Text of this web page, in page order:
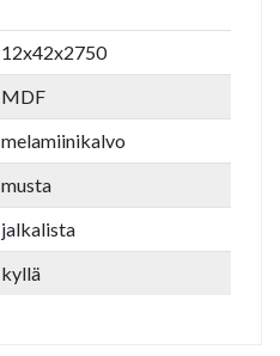
12x42x2750
MDF
melamiinikalvo
musta
jalkalista
kyllä